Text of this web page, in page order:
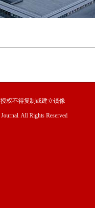
权不得复制或建立镜像
All Rights Reserved